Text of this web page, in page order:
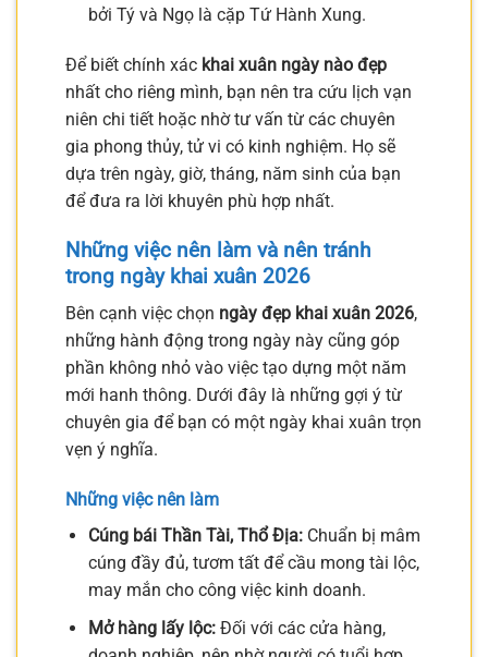
bởi Tý và Ngọ là cặp Tứ Hành Xung.
Để biết chính xác khai xuân ngày nào đẹp
nhất cho riêng mình, bạn nên tra cứu lịch vạn
niên chi tiết hoặc nhờ tư vấn từ các chuyên
gia phong thủy, tử vi có kinh nghiệm. Họ sẽ
dựa trên ngày, giờ, tháng, năm sinh của bạn
để đưa ra lời khuyên phù hợp nhất.
Những việc nên làm và nên tránh
trong ngày khai xuân 2026
Bên cạnh việc chọn ngày đẹp khai xuân 2026,
những hành động trong ngày này cũng góp
phần không nhỏ vào việc tạo dựng một năm
mới hanh thông. Dưới đây là những gợi ý từ
chuyên gia để bạn có một ngày khai xuân trọn
vẹn ý nghĩa.
Những việc nên làm
Cúng bái Thần Tài, Thổ Địa:Chuẩn bị mâm
cúng đầy đủ, tươm tất để cầu mong tài lộc,
may mắn cho công việc kinh doanh.
Mở hàng lấy lộc:Đối với các cửa hàng,